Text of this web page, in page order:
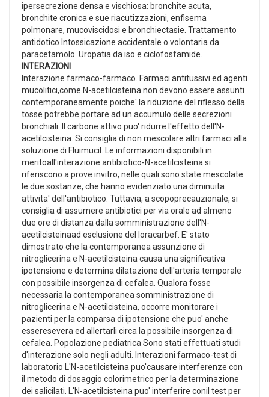
ipersecrezione densa e vischiosa: bronchite acuta,
bronchite cronica e sue riacutizzazioni, enfisema
polmonare, mucoviscidosi e bronchiectasie. Trattamento
antidotico Intossicazione accidentale o volontaria da
paracetamolo. Uropatia da iso e ciclofosfamide.
INTERAZIONI
Interazione farmaco-farmaco. Farmaci antitussivi ed agenti
mucolitici,come N-acetilcisteina non devono essere assunti
contemporaneamente poiche' la riduzione del riflesso della
tosse potrebbe portare ad un accumulo delle secrezioni
bronchiali. Il carbone attivo puo' ridurre l'effetto dell'N-
acetilcisteina. Si consiglia di non mescolare altri farmaci alla
soluzione di Fluimucil. Le informazioni disponibili in
meritoall'interazione antibiotico-N-acetilcisteina si
riferiscono a prove invitro, nelle quali sono state mescolate
le due sostanze, che hanno evidenziato una diminuita
attivita' dell'antibiotico. Tuttavia, a scopoprecauzionale, si
consiglia di assumere antibiotici per via orale ad almeno
due ore di distanza dalla somministrazione dell'N-
acetilcisteinaad esclusione del loracarbef. E' stato
dimostrato che la contemporanea assunzione di
nitroglicerina e N-acetilcisteina causa una significativa
ipotensione e determina dilatazione dell'arteria temporale
con possibile insorgenza di cefalea. Qualora fosse
necessaria la contemporanea somministrazione di
nitroglicerina e N-acetilcisteina, occorre monitorare i
pazienti per la comparsa di ipotensione che puo' anche
esseresevera ed allertarli circa la possibile insorgenza di
cefalea. Popolazione pediatrica Sono stati effettuati studi
d'interazione solo negli adulti. Interazioni farmaco-test di
laboratorio L'N-acetilcisteina puo'causare interferenze con
il metodo di dosaggio colorimetrico per la determinazione
dei salicilati. L'N-acetilcisteina puo' interferire conil test per